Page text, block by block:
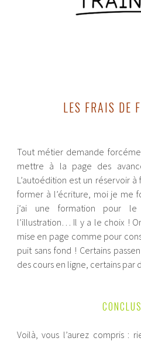
LES FRAIS DE
Tout métier demande
mettre à la page des
L’autoédition est un réservoir
former à l’écriture, moi je me
j’ai une formation pour
l’illustration… Il y a le choix !
mise en page comme pour
puit sans fond ! Certains
des cours en ligne, certains par
Voilà, vous l’aurez compris :